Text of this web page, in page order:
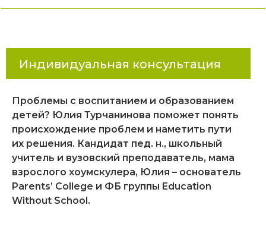
Индивидуальная консультация
Проблемы с воспитанием и образованием
детей? Юлия Турчанинова поможет понять
происхождение проблем и наметить пути
их решения. Кандидат пед. н., школьный
учитель и вузовский преподаватель, мама
взрослого хоумскулера, Юлия – основатель
Parents’ College и ФБ группы Education
Without School.